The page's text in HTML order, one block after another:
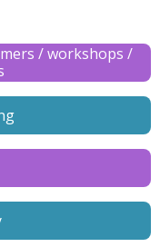
/ workshops /